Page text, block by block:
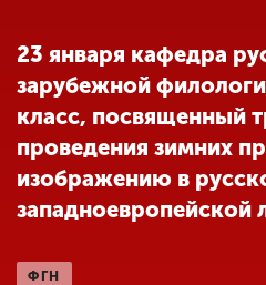
Другие виды
деятельности
Студенческая жизнь
23 января кафедра
зарубежной
класс, посвященный
проведения зимних
изображению в
западноевропейской
ФГН